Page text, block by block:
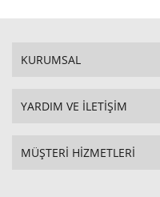
KURUMSAL
YARDIM VE İLETİŞİM
MÜŞTERİ HİZMETLERİ